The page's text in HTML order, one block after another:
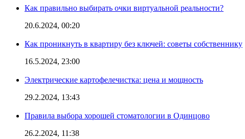
Как правильно выбирать очки виртуальной реальности?
20.6.2024, 00:20
Как проникнуть в квартиру без ключей: советы собственнику
16.5.2024, 23:00
Электрические картофелечистка: цена и мощность
29.2.2024, 13:43
Правила выбора хорошей стоматологии в Одинцово
26.2.2024, 11:38